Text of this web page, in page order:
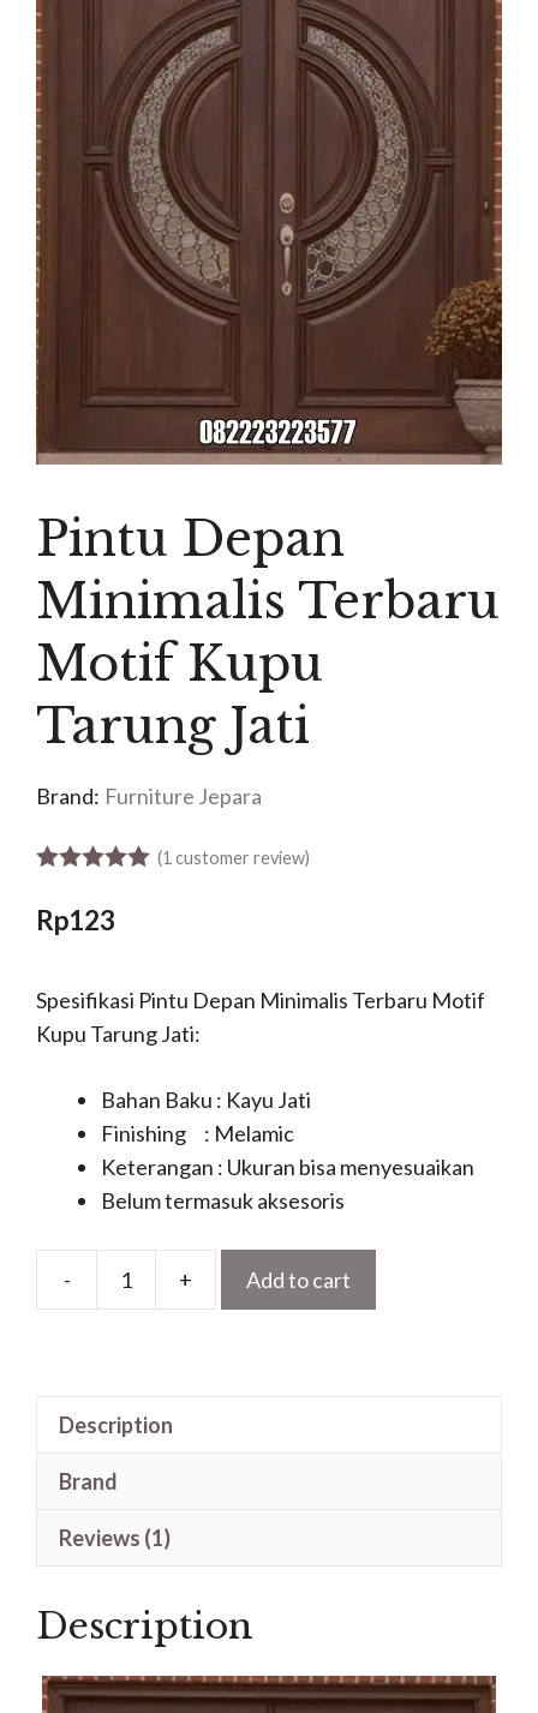
Pintu Depan
Minimalis Terbaru
Motif Kupu
Tarung Jati
Brand: Furniture Jepara
(1 customer review)
Rp123
Spesifikasi Pintu Depan Minimalis Terbaru Motif
Kupu Tarung Jati:
Bahan Baku : Kayu Jati
Finishing : Melamic
Keterangan : Ukuran bisa menyesuaikan
Belum termasuk aksesoris
-
Pintu
quantity
+ Add to cart
Description
Brand
Reviews (1)
Description